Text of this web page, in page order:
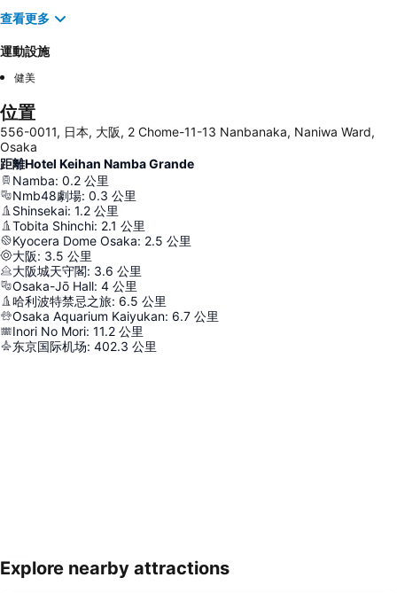
查看更多
運動設施
健美
位置
556-0011, 日本, 大阪, 2 Chome-11-13 Nanbanaka, Naniwa Ward,
Osaka
距離Hotel Keihan Namba Grande
Namba: 0.2 公里
Nmb48劇場: 0.3 公里
Shinsekai: 1.2 公里
Tobita Shinchi: 2.1 公里
Kyocera Dome Osaka: 2.5 公里
大阪: 3.5 公里
大阪城天守閣: 3.6 公里
Osaka-Jō Hall: 4 公里
哈利波特禁忌之旅: 6.5 公里
Osaka Aquarium Kaiyukan: 6.7 公里
Inori No Mori: 11.2 公里
东京国际机场: 402.3 公里
展開地圖
Explore nearby attractions